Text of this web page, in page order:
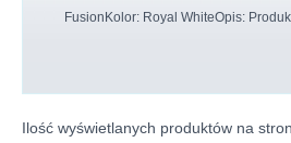
FusionKolor: Royal WhiteOpis:
Ilość wyświetlanych produktów na